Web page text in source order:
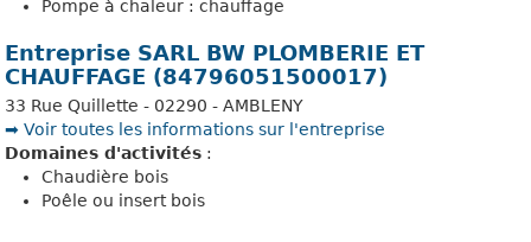
Pompe à chaleur : chauffage
Entreprise SARL BW PLOMBERIE ET
CHAUFFAGE (84796051500017)
33 Rue Quillette - 02290 - AMBLENY
➡️ Voir toutes les informations sur l'entreprise
Domaines d'activités :
Chaudière bois
Poêle ou insert bois